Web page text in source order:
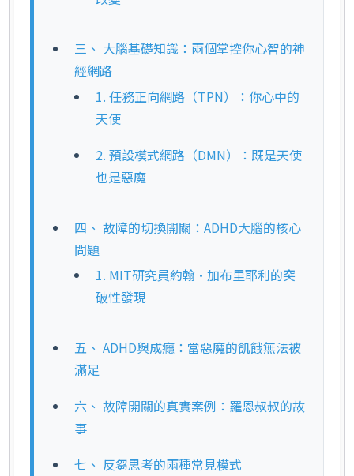
三、 大腦基礎知識：兩個掌控你心智的神
經網路
1. 任務正向網路（TPN）：你心中的
天使
2. 預設模式網路（DMN）：既是天使
也是惡魔
四、 故障的切換開關：ADHD大腦的核心
問題
1. MIT研究員約翰·加布里耶利的突
破性發現
五、 ADHD與成癮：當惡魔的飢餓無法被
滿足
六、 故障開關的真實案例：羅恩叔叔的故
事
七、 反芻思考的兩種常見模式